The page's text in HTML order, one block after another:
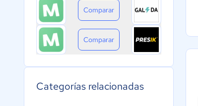
Comparar
Comparar
Categorías relacionadas